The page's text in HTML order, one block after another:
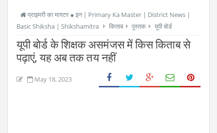
प्राइमरी का मास्टर ● इन | Primary Ka Master | District News |
Basic Shiksha | Shikshamitra
किताब पुस्तक यूपी बोर्ड
यूपी बोर्ड के शिक्षक असमंजस में किस किताब से
पढ़ाएं, यह अब तक तय नहीं
May 18, 2023